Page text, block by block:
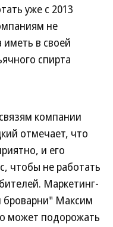
уже с 2013
не
иметь в своей
спирта
компании
отмечает, что
и его
чтобы не работать
Маркетинг-
броварни" Максим
может подорожать